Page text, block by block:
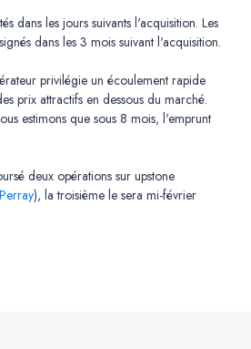
dans les jours suivants l'acquisition. Les
dans les 3 mois suivant l'acquisition.
privilégie un écoulement rapide
prix attractifs en dessous du marché.
estimons que sous 8 mois, l'emprunt
deux opérations sur upstone
), la troisième le sera mi-février